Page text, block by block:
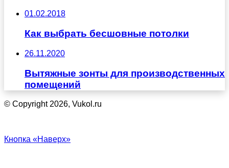
01.02.2018
Как выбрать бесшовные потолки
26.11.2020
Вытяжные зонты для производственных
помещений
© Copyright 2026, Vukol.ru
Кнопка «Наверх»